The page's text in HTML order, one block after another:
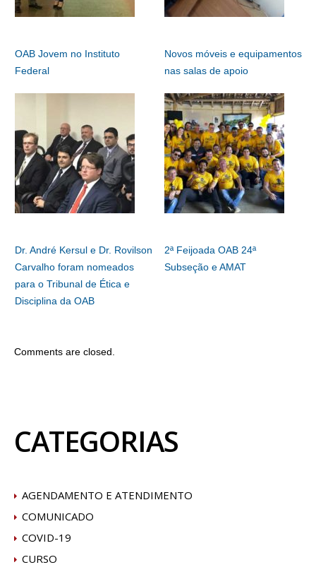
OAB Jovem no Instituto
Federal
Novos móveis e equipamentos
nas salas de apoio
Dr. André Kersul e Dr. Rovilson
Carvalho foram nomeados
para o Tribunal de Ética e
Disciplina da OAB
2ª Feijoada OAB 24ª
Subseção e AMAT
Comments are closed.
CATEGORIAS
AGENDAMENTO E ATENDIMENTO
COMUNICADO
COVID-19
CURSO